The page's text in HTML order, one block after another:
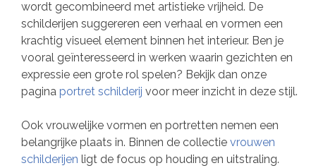
wordt gecombineerd met artistieke vrijheid. De
schilderijen suggereren een verhaal en vormen een
krachtig visueel element binnen het interieur. Ben je
vooral geïnteresseerd in werken waarin gezichten en
expressie een grote rol spelen? Bekijk dan onze
pagina portret schilderij voor meer inzicht in deze stijl.
Ook vrouwelijke vormen en portretten nemen een
belangrijke plaats in. Binnen de collectie vrouwen
schilderijen ligt de focus op houding en uitstraling.